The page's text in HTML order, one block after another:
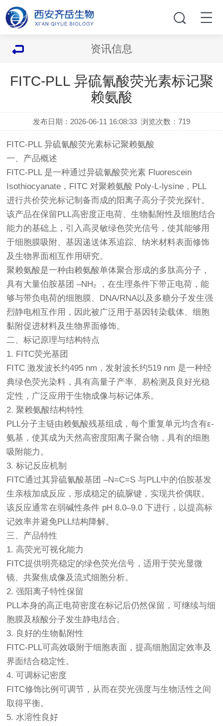
资讯信息
FITC-PLL 异硫氰酸荧光素标记聚
赖氨酸
发布日期：2026-06-11 16:08:33 浏览次数：719
FITC-PLL 异硫氰酸荧光素标记聚赖氨酸
一、产品概述
FITC-PLL 是一种通过异硫氰酸荧光素 Fluorescein
Isothiocyanate，FITC 对聚赖氨酸 Poly-L-lysine，PLL
进行共价荧光标记制备而成的阳离子高分子荧光探针。
该产品在保留PLL高密度正电荷、生物黏附性及细胞结合
能力的基础上，引入高灵敏绿色荧光信号，使其能够用
于细胞膜吸附、基因递送体系追踪、纳米材料表面修饰
及生物界面相互作用研究。
聚赖氨酸是一种由赖氨酸单体聚合形成的多肽高分子，
具有大量伯胺基团 –NH₂ ，在生理条件下带正电荷，能
够与带负电荷的细胞膜、DNA/RNA以及多糖分子发生强
烈静电相互作用，因此被广泛用于基因转染载体、细胞
黏附促进材料及生物界面修饰。
二、标记原理与结构特点
1. FITC荧光基团
FITC 激发波长约495 nm，发射波长约519 nm 是一种经
典绿色荧光染料，具有高量子产率、易检测及良好光稳
定性，广泛应用于生物成像与标记体系。
2. 聚赖氨酸结构特性
PLL分子主链由赖氨酸残基组成，每个重复单元均含有ε-
氨基，使其成为天然高密度阳离子聚合物，具有的细胞
吸附能力。
3. 标记反应机制
FITC通过其异硫氰酸基团 –N=C=S 与PLL中的伯胺基发
生亲核加成反应，形成稳定的硫脲键，实现共价偶联。
该反应通常在弱碱性条件 pH 8.0–9.0 下进行，以提高标
记效率并避免PLL结构降解。
三、产品特性
1. 高荧光可视化能力
FITC提供明亮稳定的绿色荧光信号，适用于荧光显微
镜、共聚焦成像及流式细胞分析。
2. 强阳离子特性保留
PLL本身的高正电荷密度在标记后仍然保留，可继续与细
胞膜及核酸分子发生静电结合。
3. 良好的生物黏附性
FITC-PLL可高效吸附于细胞表面，提高细胞固定效率及
界面结合稳定性。
4. 可调标记密度
FITC修饰比例可调节，从而在荧光强度与生物活性之间
取得平衡。
5. 水溶性良好